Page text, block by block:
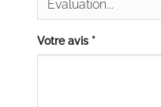
Votre avis *